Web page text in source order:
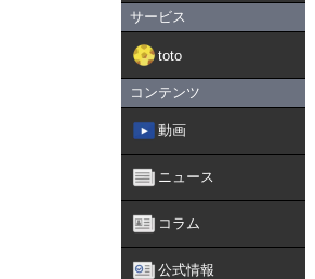
サービス
toto
コンテンツ
動画
ニュース
コラム
公式情報